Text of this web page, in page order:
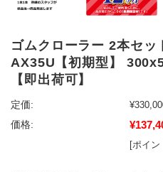
ゴムクローラー 2本セッ
AX35U【初期型】
【即出荷可】
定価:
価格:
[ポイン